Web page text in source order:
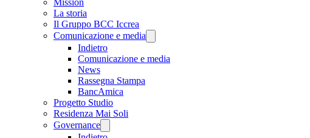
Mission
La storia
Il Gruppo BCC Iccrea
Comunicazione e media
Indietro
Comunicazione e media
News
Rassegna Stampa
BancAmica
Progetto Studio
Residenza Mai Soli
Governance